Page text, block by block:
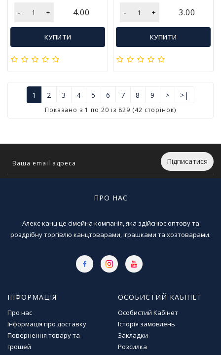
- + 4.00
КУПИТИ
- + 3.00
КУПИТИ
1 2 3 4 5 6 7 8 9 > >|
Показано з 1 по 20 із 829 (42 сторінок)
Підписатися
ПРО НАС
Алекс-канц це сімейна компанія, яка здійснює оптову та
роздрібну торгівлю канцтоварами, іграшками та хозтоварами.
ІНФОРМАЦІЯ
Про нас
Інформація про доставку
Повернення товару та
грошей
ОСОБИСТИЙ КАБІНЕТ
Особистий Кабінет
Історія замовлень
Закладки
Розсилка